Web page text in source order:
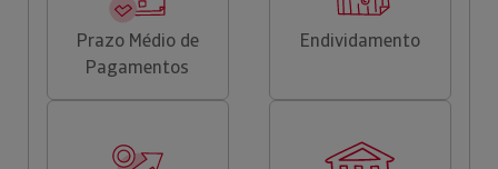
Prazo Médio de
Pagamentos
Endividamento